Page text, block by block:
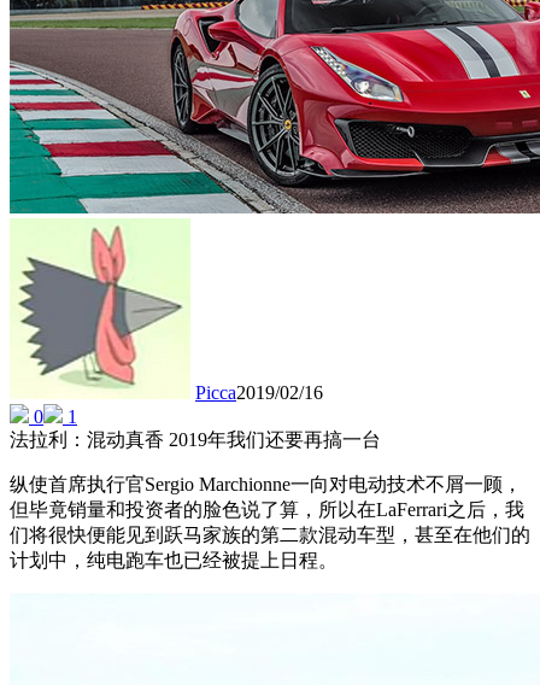
Picca2019/02/16
0
1
法拉利：混动真香 2019年我们还要再搞一台
纵使首席执行官Sergio Marchionne一向对电动技术不屑一顾，
但毕竟销量和投资者的脸色说了算，所以在LaFerrari之后，我
们将很快便能见到跃马家族的第二款混动车型，甚至在他们的
计划中，纯电跑车也已经被提上日程。